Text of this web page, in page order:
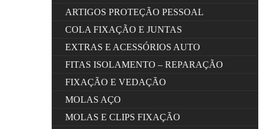
ARTIGOS PROTEÇÃO PESSOAL
COLA FIXAÇÃO E JUNTAS
EXTRAS E ACESSÓRIOS AUTO
FITAS ISOLAMENTO – REPARAÇÃO
FIXAÇÃO E VEDAÇÃO
MOLAS AÇO
MOLAS E CLIPS FIXAÇÃO